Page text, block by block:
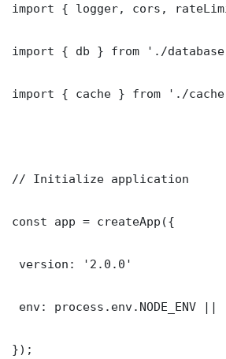
import { logger, cors,
import { db } from './
import { cache } from './
// Initialize application
const app = createApp({
version: '2.0.0'
env: process.env.NODE_ENV
});